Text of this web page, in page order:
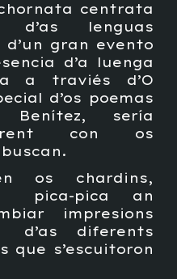
centrata
lenguas
gran evento
d’a luenga
a traviés d’O
d’os poemas
sería
con os
os chardins,
pica-pica an
impresions
diferents
que s’escuitoron